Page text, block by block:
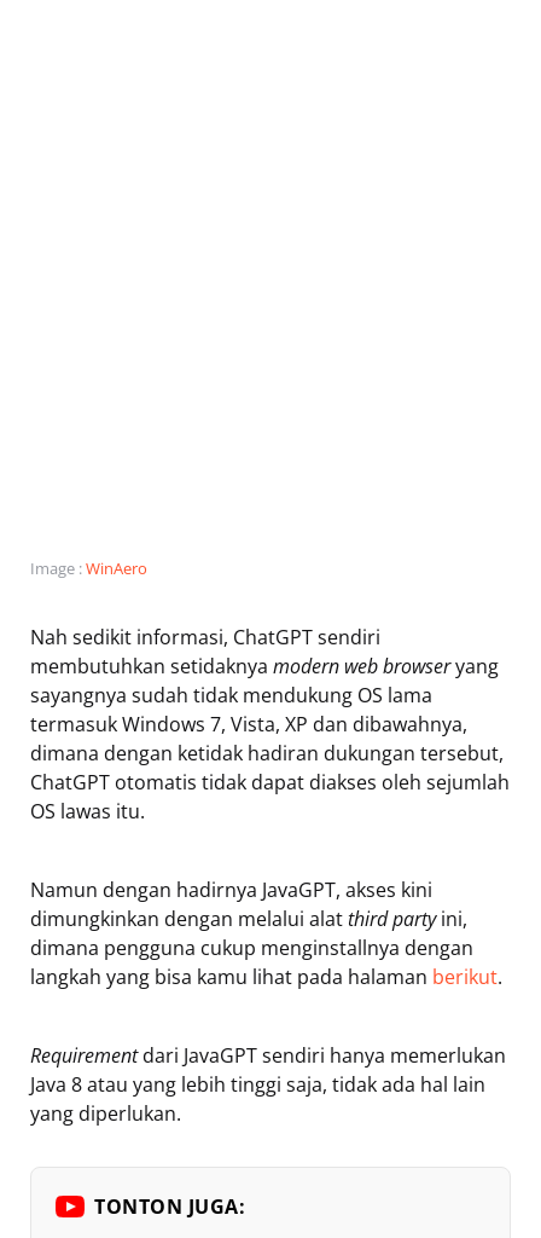
Image :WinAero
Nah sedikit informasi, ChatGPT sendiri
membutuhkan setidaknya modern web browseryang
sayangnya sudah tidak mendukung OS lama
termasuk Windows 7, Vista, XP dan dibawahnya,
dimana dengan ketidak hadiran dukungan tersebut,
ChatGPT otomatis tidak dapat diakses oleh sejumlah
OS lawas itu.
Namun dengan hadirnya JavaGPT, akses kini
dimungkinkan dengan melalui alatthird partyini,
dimana pengguna cukup menginstallnya dengan
langkah yang bisa kamu lihat pada halaman berikut.
Requirementdari JavaGPT sendiri hanya memerlukan
Java 8 atau yang lebih tinggi saja, tidak ada hal lain
yang diperlukan.
TONTON JUGA: